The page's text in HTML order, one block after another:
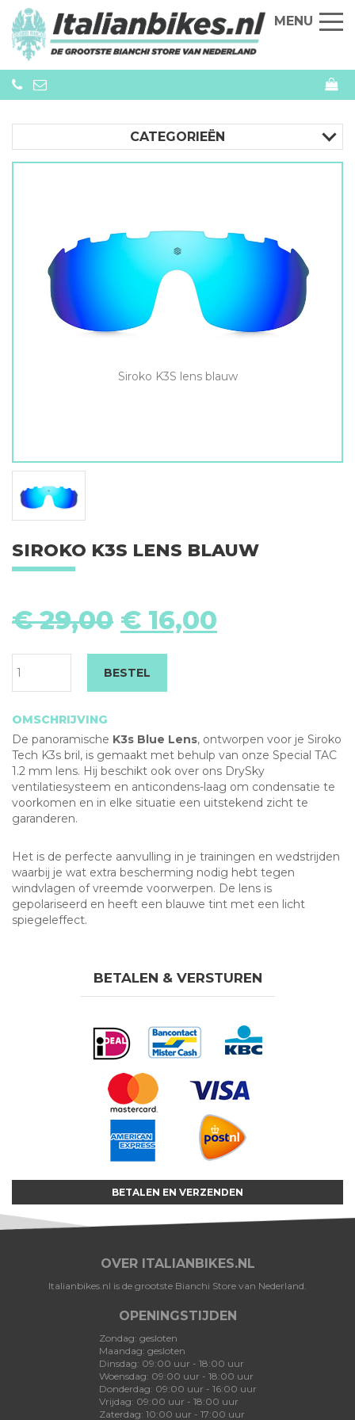
MENU
CATEGORIEËN
Siroko K3S lens blauw
SIROKO K3S LENS BLAUW
€29,00 Oorspronkelijke
prijs
was:
€ 29,00.
€ 16,00prijs
BESTEL
OMSCHRIJVING
De panoramische K3s Blue Lens, ontworpen voor je Siroko
Tech K3s bril, is gemaakt met behulp van onze Special TAC
1.2 mm lens. Hij beschikt ook over ons DrySky
ventilatiesysteem en anticondens-laag om condensatie te
voorkomen en in elke situatie een uitstekend zicht te
garanderen.
Het is de perfecte aanvulling in je trainingen en wedstrijden
waarbij je wat extra bescherming nodig hebt tegen
windvlagen of vreemde voorwerpen. De lens is
gepolariseerd en heeft een blauwe tint met een licht
spiegeleffect.
BETALEN & VERSTUREN
BETALEN EN VERZENDEN
OVER ITALIANBIKES.NL
Italianbikes.nl is de grootste Bianchi Store van Nederland.
OPENINGSTIJDEN
Zondag: gesloten
Maandag: gesloten
Dinsdag: 09:00 uur - 18:00 uur
Woensdag: 09:00 uur - 18:00 uur
Donderdag: 09:00 uur - 16:00 uur
Vrijdag: 09:00 uur - 18:00 uur
Zaterdag: 10:00 uur - 17:00 uur